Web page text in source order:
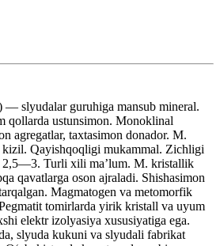
— slyudalar guruhiga mansub mineral.
qollarda ustunsimon. Monoklinal
agregatlar, taxtasimon donador. M.
kizil. Qayishqoqligi mukammal. Zichligi
Turli xili maʼlum. M. kristallik
qavatlarga oson ajraladi. Shishasimon
Magmatogen va metomorfik
tomirlarda yirik kristall va uyum
elektr izolyasiya xususiyatiga ega.
slyuda kukuni va slyudali fabrikat